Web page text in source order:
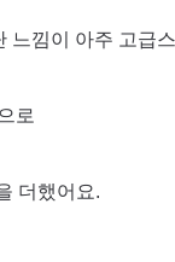
느낌이 아주 고급
로
더했어요.